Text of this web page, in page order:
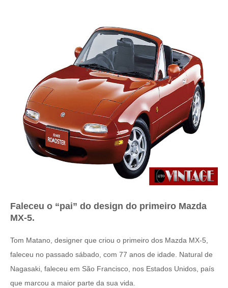
Faleceu o “pai” do design do primeiro Mazda
MX-5.
Tom Matano, designer que criou o primeiro dos Mazda MX-5,
faleceu no passado sábado, com 77 anos de idade. Natural de
Nagasaki, faleceu em São Francisco, nos Estados Unidos, país
que marcou a maior parte da sua vida.